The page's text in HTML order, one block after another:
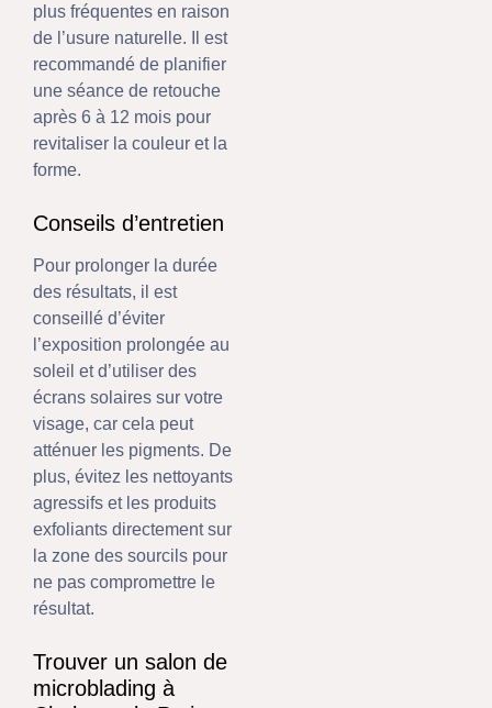
plus fréquentes en raison
de l’usure naturelle. Il est
recommandé de planifier
une séance de retouche
après 6 à 12 mois pour
revitaliser la couleur et la
forme.
Conseils d’entretien
Pour prolonger la durée
des résultats, il est
conseillé d’éviter
l’exposition prolongée au
soleil et d’utiliser des
écrans solaires sur votre
visage, car cela peut
atténuer les pigments. De
plus, évitez les nettoyants
agressifs et les produits
exfoliants directement sur
la zone des sourcils pour
ne pas compromettre le
résultat.
Trouver un salon de
microblading à